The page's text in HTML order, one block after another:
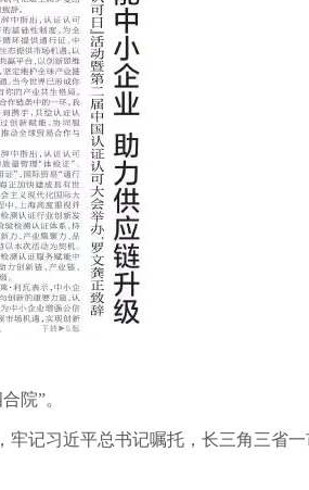
院”。
牢记习近平总书记嘱托，长三角三省